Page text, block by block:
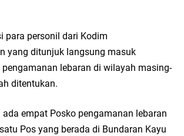
para personil dari Kodim
yang ditunjuk langsung masuk
lebaran di wilayah masing-
ditentukan.
empat Posko pengamanan lebaran
Pos yang berada di Bundaran Kayu